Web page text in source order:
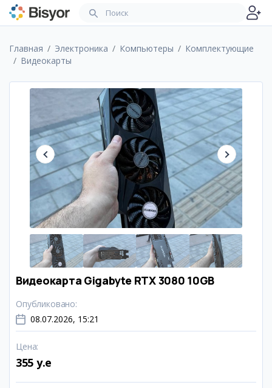
Главная Электроника Компьютеры
Комплектующие
Видеокарты
Видеокарта Gigabyte RTX 3080 10GB
Опубликовано:
08.07.2026, 15:21
Цена:
355 y.e